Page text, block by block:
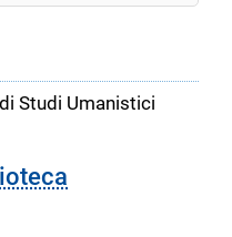
Studi Umanistici